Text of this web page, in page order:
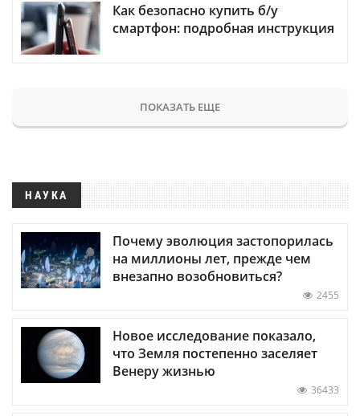
Как безопасно купить б/у
смартфон: подробная инструкция
ПОКАЗАТЬ ЕЩЕ
НАУКА
Почему эволюция застопорилась
на миллионы лет, прежде чем
внезапно возобновиться?
2455
Новое исследование показало,
что Земля постепенно заселяет
Венеру жизнью
36433